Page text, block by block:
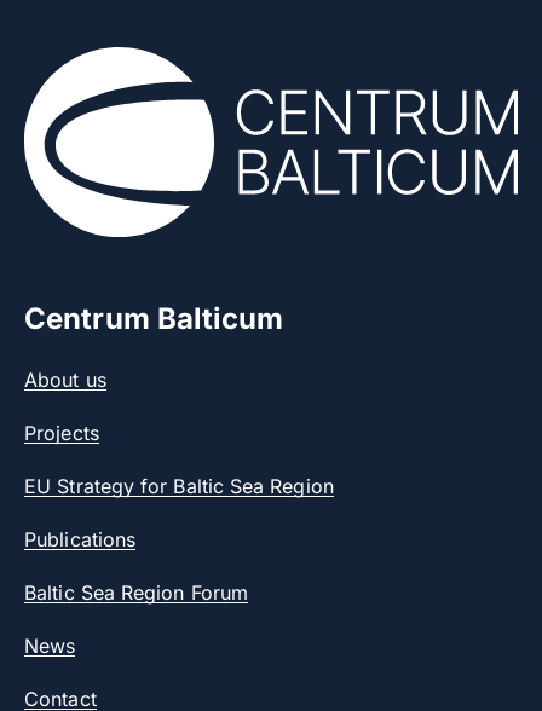
Centrum Balticum
About us
Projects
EU Strategy for Baltic Sea Region
Publications
Baltic Sea Region Forum
News
Contact